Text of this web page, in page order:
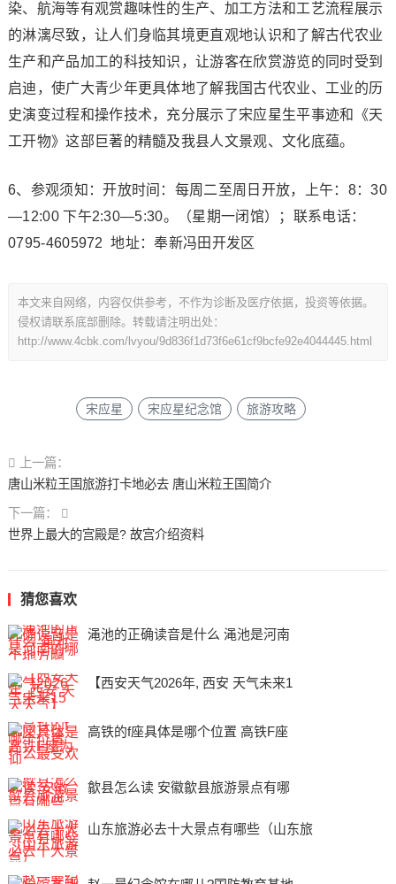
染、航海等有观赏趣味性的生产、加工方法和工艺流程展示
的淋漓尽致，让人们身临其境更直观地认识和了解古代农业
生产和产品加工的科技知识，让游客在欣赏游览的同时受到
启迪，使广大青少年更具体地了解我国古代农业、工业的历
史演变过程和操作技术，充分展示了宋应星生平事迹和《天
工开物》这部巨著的精髓及我县人文景观、文化底蕴。
6、参观须知：开放时间：每周二至周日开放，上午：8：30
—12:00 下午2:30—5:30。（星期一闭馆）；联系电话：
0795-4605972 地址：奉新冯田开发区
本文来自网络，内容仅供参考，不作为诊断及医疗依据，投资等依据。
侵权请联系底部删除。转载请注明出处：
http://www.4cbk.com/lvyou/9d836f1d73f6e61cf9bcfe92e4044445.html
宋应星 宋应星纪念馆 旅游攻略
上一篇：
唐山米粒王国旅游打卡地必去 唐山米粒王国简介
下一篇：
世界上最大的宫殿是? ‌故宫介绍资料
猜您喜欢
渑池的正确读音是什么 渑池是河南
【西安天气2026年, 西安 天气未来1
高铁的f座具体是哪个位置 高铁F座
歙县怎么读 安徽歙县旅游景点有哪
山东旅游必去十大景点有哪些（山东旅